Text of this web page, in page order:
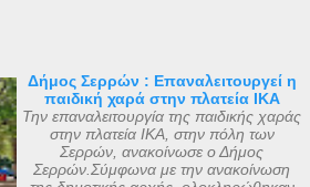
Δήμος Σερρών : Επαναλειτουργεί η
παιδική χαρά στην πλατεία ΙΚΑ
Την επαναλειτουργία της παιδικής χαράς
στην πλατεία ΙΚΑ, στην πόλη των
Σερρών, ανακοίνωσε ο Δήμος
Σερρών.Σύμφωνα με την ανακοίνωση